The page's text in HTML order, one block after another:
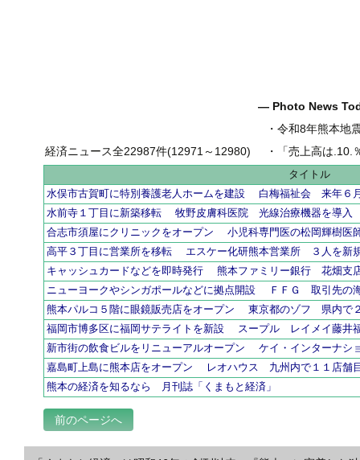
― Photo News
・令和8年熊本地
・
「売上高は.10.％増の
経済ニュース全22987件(12971～12980)
タイトル
水俣市古賀町に特別養護老人ホームを建設 白梅福祉会 来年６
水前寺１丁目に新築移転 牧野皮膚科医院 光線治療機器を導入
合志市須屋にクリニックをオープン 小児科専門医の松岡輝樹
高平３丁目に営業所を移転 エスケー化研熊本営業所 ３人を新
キャッシュカードなどを即時発行 熊本ファミリー銀行 花畑支
ニューヨークやシンガポールなどに拠点開設 ＦＦＧ 取引先の
熊本パルコ５階に眼鏡販売店をオープン 東京都のゾフ 県内で
福岡市博多区に福岡サテライトを新設 スープル レイメイ藤井
新市街の飲食ビルをリニューアルオープン ケイ・インターナ
嘉島町上島に熊本店をオープン レオハウス 九州内で１１店舗
熊本の経済を知るなら 月刊誌「くまもと経済」
前のページへ